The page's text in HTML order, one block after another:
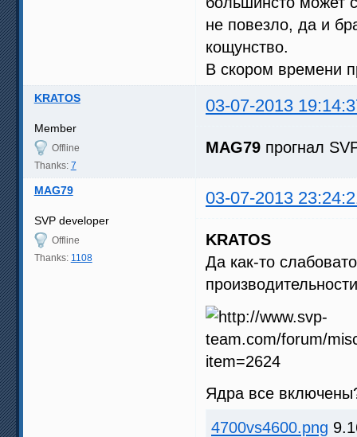
не повезло, да и
кощунство.
В скором времени
KRATOS 03-07-2013
Member
Offline
Thanks: 7
MAG79 прогнал
MAG79 03-07-2013
SVP developer
Offline
Thanks: 1108
KRATOS
Да как-то
Ядра все
4700vs4600.png